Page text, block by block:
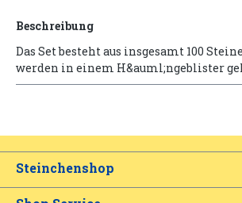
Beschreibung
Das Set besteht aus insgesamt 100
werden in einem H&auml;ngeblister
Steinchenshop